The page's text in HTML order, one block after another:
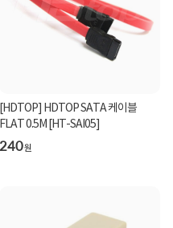
[HDTOP] HDTOP SATA 케이블
FLAT 0.5M [HT-SAI05]
240원